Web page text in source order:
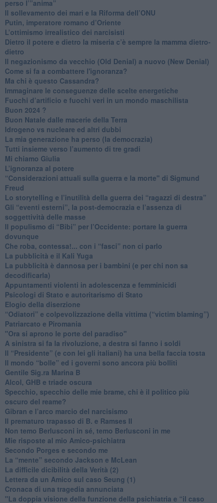
perso l’”anima”
​Il sollevamento dei mari e la Riforma dell’ONU
Putin, imperatore romano d’Oriente
​L’ottimismo irrealistico dei narcisisti
​Dietro il potere e dietro la miseria c’è sempre la mamma dietro-
dietro
Il negazionismo da vecchio (Old Denial) a nuovo (New Denial)
Come si fa a combattere l'ignoranza?
Ma chi è questo Cassandra?
Immaginare le conseguenze delle scelte energetiche
​Fuochi d’artificio e fuochi veri in un mondo maschilista
Buon 2024 ?
​Buon Natale dalle macerie della Terra
​Idrogeno vs nucleare ed altri dubbi
​La mia generazione ha perso (la democrazia)
​Tutti insieme verso l’aumento di tre gradi
Mi chiamo Giulia
L’ignoranza al potere
​“Considerazioni attuali sulla guerra e la morte" di Sigmund
Freud
​Lo storytelling e l’inutilità della guerra dei “ragazzi di destra”
​Gli “eventi esterni”, la post-democrazia e l’assenza di
soggettività delle masse
​Il populismo di “Bibi” per l’Occidente: portare la guerra
dovunque
​Che roba, contessa!... con i “fasci” non ci parlo
La pubblicità e il Kali Yuga
​La pubblicità è dannosa per i bambini (e per chi non sa
decodificarla)
​Appuntamenti violenti in adolescenza e femminicidi
​Psicologi di Stato e autoritarismo di Stato
Elogio della diserzione
“Odiatori” e colpevolizzazione della vittima (“victim blaming”)
​Patriarcato e Piromania
"Ora si aprono le porte del paradiso"
​A sinistra si fa la rivoluzione, a destra si fanno i soldi
​Il “Presidente” (e con lei gli italiani) ha una bella faccia tosta
​Il mondo “bolle” ed i governi sono ancora più bolliti
​Gentile Sig.ra Marina B
​Alcol, GHB e triade oscura
​Specchio, specchio delle mie brame, chi è il politico più
oscuro del reame?
​Gibran e l’arco marcio del narcisismo
​Il prematuro trapasso di B. e Ramses II
​Non temo Berlusconi in sé, temo Berlusconi in me
​Mie risposte al mio Amico-psichiatra
​Secondo Porges e secondo me
​La “mente” secondo Jackson e McLean
La difficile dicibilità della Verità (2)
​Lettera da un Amico sul caso Seung (1)
​Cronaca di una tragedia annunciata
"​La doppia visione della funzione della psichiatria e “il caso